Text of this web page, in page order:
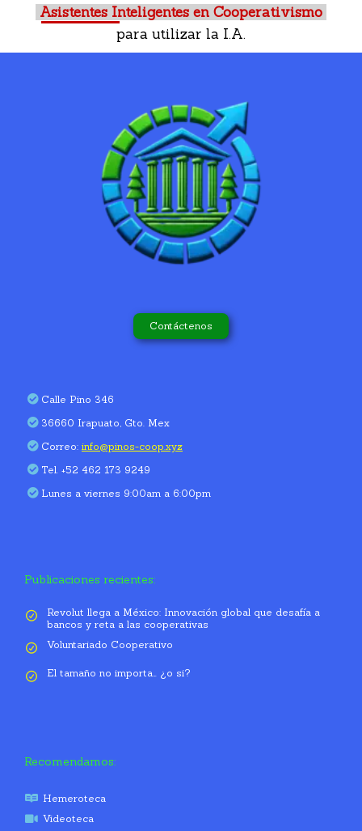
Asistentes Inteligentes en Cooperativismo
para utilizar la I.A.
Contáctenos
Calle Pino 346
36660 Irapuato, Gto. Mex
Correo: info@pinos-coop.xyz
Tel. +52 462 173 9249
Lunes a viernes 9:00am a 6:00pm
Publicaciones recientes:
Revolut llega a México: Innovación global que desafía a
bancos y reta a las cooperativas
Voluntariado Cooperativo
El tamaño no importa… ¿o si?
Recomendamos:
Hemeroteca
Videoteca